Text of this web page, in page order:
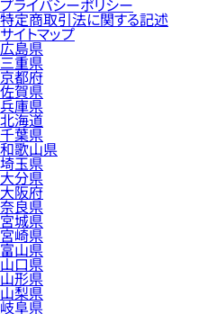
プライバシーポリシー
特定商取引法に関する記述
サイトマップ
広島県
三重県
京都府
佐賀県
兵庫県
北海道
千葉県
和歌山県
埼玉県
大分県
大阪府
奈良県
宮城県
宮崎県
富山県
山口県
山形県
山梨県
岐阜県